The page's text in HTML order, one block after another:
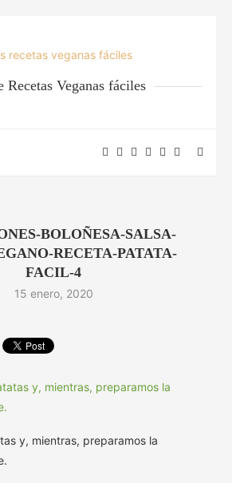
Recetas Veganas fáciles
BOLOÑESA-SALSA-
RECETA-PATATA-
FACIL-4
15 enero, 2020
y, mientras, preparamos la